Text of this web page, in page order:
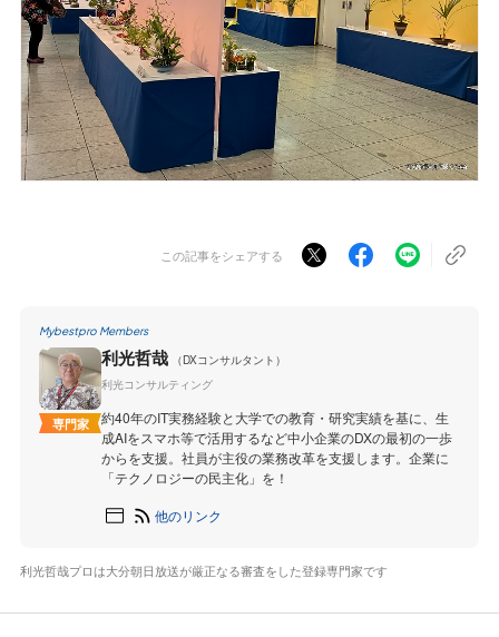
この記事をシェアする
Mybestpro Members
専門家
利光哲哉
（DXコンサルタント）
利光コンサルティング
約40年のIT実務経験と大学での教育・研究実績を基に、生
成AIをスマホ等で活用するなど中小企業のDXの最初の一歩
からを支援。社員が主役の業務改革を支援します。企業に
「テクノロジーの民主化」を！
他のリンク
利光哲哉プロは大分朝日放送が厳正なる審査をした登録専門家です